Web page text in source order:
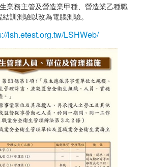
業務主管及營造業甲種、營造業乙種職
訓測驗以改為電腦測驗。
lsh.etest.org.tw/LSHWeb/